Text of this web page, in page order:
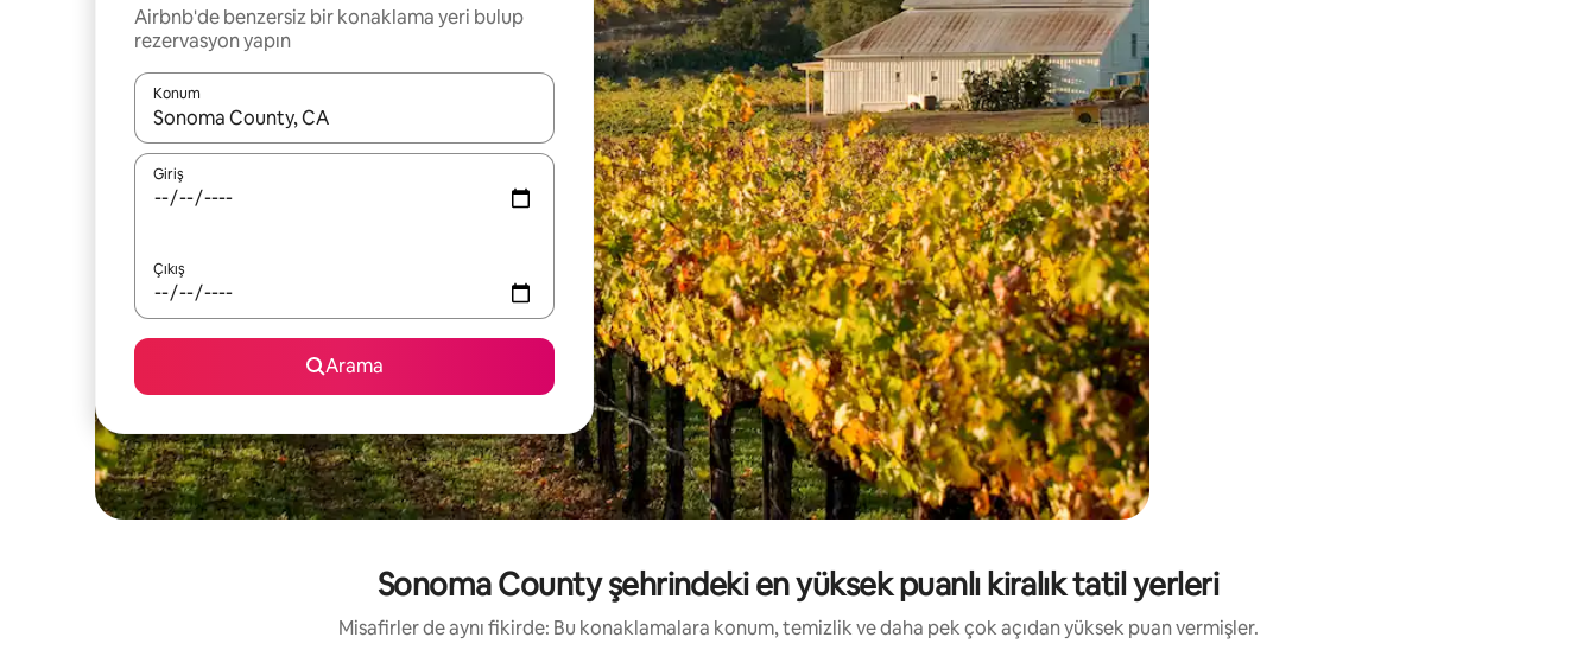
Airbnb'de benzersiz bir konaklama yeri bulup
rezervasyon yapın
Konum
Sonuçlar kullanılabilir olduğunda yukarı ve aşağı oklarıyla gezinin veya dokunarak ya da kaydırma hareketleriyle keşfedin.
Giriş
Çıkış
Arama
Sonoma County şehrindeki en yüksek puanlı kiralık tatil yerleri
Misafirler de aynı fikirde: Bu konaklamalara konum, temizlik ve daha pek çok açıdan yüksek puan vermişler.